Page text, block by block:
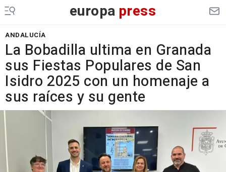
europa press
ANDALUCÍA
La Bobadilla ultima en Granada
sus Fiestas Populares de San
Isidro 2025 con un homenaje a
sus raíces y su gente